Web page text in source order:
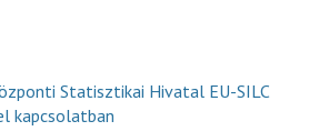
Statisztikai Hivatal EU-SILC
kapcsolatban